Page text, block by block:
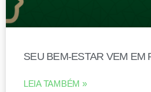
SEU BEM-ESTAR VEM EM
LEIA TAMBÉM »